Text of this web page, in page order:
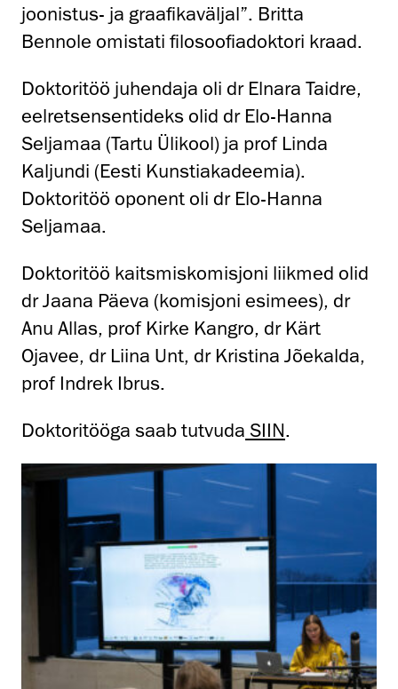
joonistus- ja graafikaväljal”. Britta
Bennole omistati filosoofiadoktori kraad.
Doktoritöö juhendaja oli dr Elnara Taidre,
eelretsensentideks olid dr Elo-Hanna
Seljamaa (Tartu Ülikool) ja prof Linda
Kaljundi (Eesti Kunstiakadeemia).
Doktoritöö oponent oli dr Elo-Hanna
Seljamaa.
Doktoritöö kaitsmiskomisjoni liikmed olid
dr Jaana Päeva (komisjoni esimees), dr
Anu Allas, prof Kirke Kangro, dr Kärt
Ojavee, dr Liina Unt, dr Kristina Jõekalda,
prof Indrek Ibrus.
Doktoritööga saab tutvuda SIIN.